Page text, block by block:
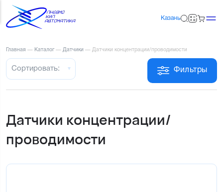
Казань
Главная — Каталог — Датчики — Датчики концентрации/проводимости
Фильтры
Сортировать:
Датчики концентрации/
проводимости